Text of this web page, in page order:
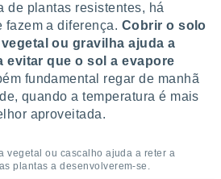
de plantas resistentes, há
fazem a diferença. Cobrir o solo
ou gravilha ajuda a
evitar que o sol a evapore
fundamental regar de manhã
quando a temperatura é mais
aproveitada.
vegetal ou cascalho ajuda a reter a
plantas a desenvolverem-se.